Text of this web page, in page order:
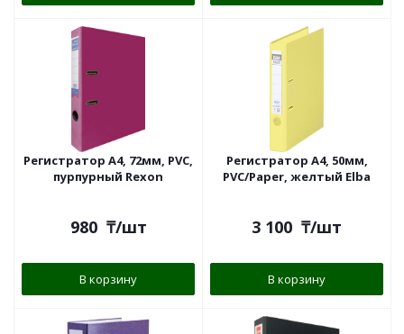
Регистратор A4, 72мм, PVC,
пурпурный Rexon
980 ₸/шт
В корзину
Регистратор A4, 50мм,
PVC/Paper, желтый Elba
3 100 ₸/шт
В корзину